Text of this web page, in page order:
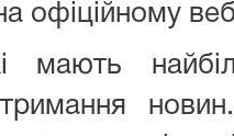
офіційному
мають